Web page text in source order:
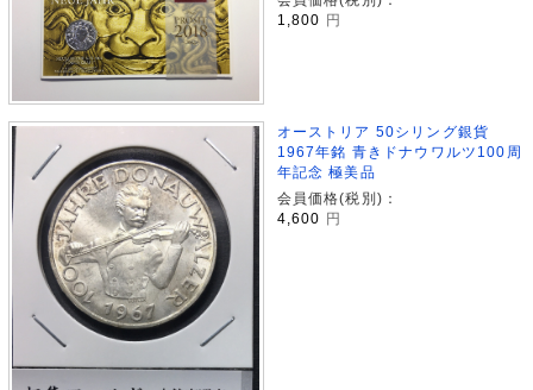
1,800 円
オーストリア 50シリング銀貨
1967年銘 青きドナウワルツ100周
年記念 極美品
会員価格(税別)：
4,600
円